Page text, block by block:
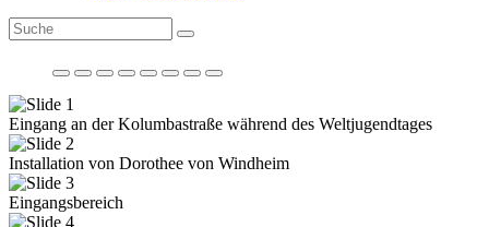
Eingang an der Kolumbastraße während des Weltjugendtages
Installation von Dorothee von Windheim
Eingangsbereich